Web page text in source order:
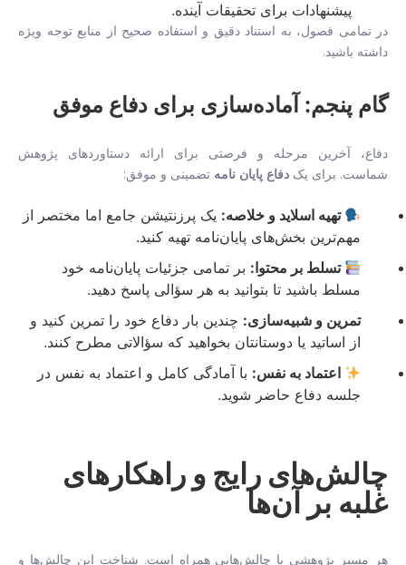
پیشنهادات برای تحقیقات آینده.
در تمامی فصول، به استناد دقیق و استفاده صحیح از منابع توجه ویژه
داشته باشید.
گام پنجم: آماده‌سازی برای دفاع موفق
دفاع، آخرین مرحله و فرصتی برای ارائه دستاوردهای پژوهش
شماست. برای یک دفاع پایان نامه تضمینی و موفق:
تهیه اسلاید و خلاصه: یک پرزنتیشن جامع اما مختصر از
مهم‌ترین بخش‌های پایان‌نامه تهیه کنید.
تسلط بر محتوا: بر تمامی جزئیات پایان‌نامه خود
مسلط باشید تا بتوانید به هر سؤالی پاسخ دهید.
تمرین و شبیه‌سازی: چندین بار دفاع خود را تمرین کنید و
از اساتید یا دوستانتان بخواهید که سؤالاتی مطرح کنند.
اعتماد به نفس: با آمادگی کامل و اعتماد به نفس در
جلسه دفاع حاضر شوید.
چالش‌های رایج و راهکارهای
غلبه بر آن‌ها
هر مسیر پژوهشی با چالش‌هایی همراه است. شناخت این چالش‌ها و